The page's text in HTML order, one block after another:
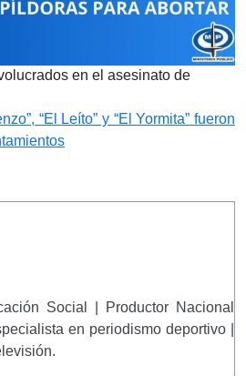
en el asesinato de
“El Leíto” y “El Yormita” fueron
Social | Productor Nacional
en periodismo deportivo |